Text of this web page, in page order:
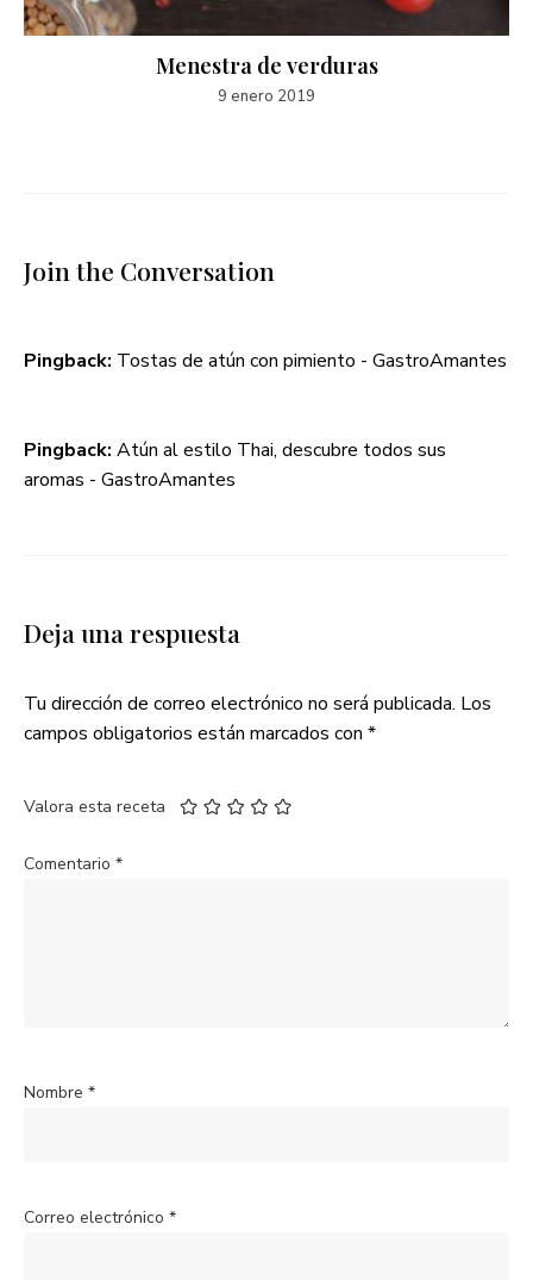
Menestra de verduras
9 enero 2019
Join the Conversation
Pingback: Tostas de atún con pimiento - GastroAmantes
Pingback: Atún al estilo Thai, descubre todos sus
aromas - GastroAmantes
Deja una respuesta
Tu dirección de correo electrónico no será publicada. Los
campos obligatorios están marcados con *
Valora esta receta
Comentario *
Nombre *
Correo electrónico *